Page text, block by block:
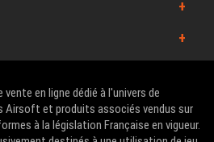
vente en ligne dédié à l'univers de
Airsoft et produits associés vendus sur
à la législation Française en vigueur.